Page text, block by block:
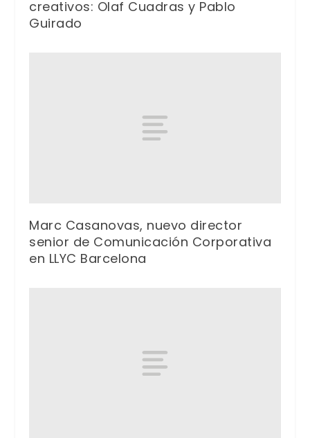
creativos: Olaf Cuadras y Pablo
Guirado
Marc Casanovas, nuevo director
senior de Comunicación Corporativa
en LLYC Barcelona